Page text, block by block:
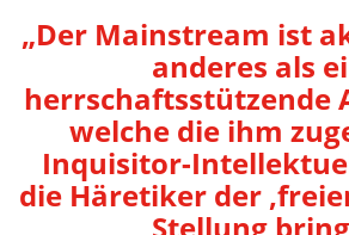
„Der Mainstream ist
anderes als
herrschaftsstützende
welche die ihm
Inquisitor-
die Häretiker der